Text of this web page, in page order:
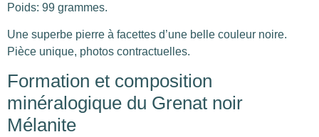
Poids: 99 grammes.
Une superbe pierre à facettes d’une belle couleur noire.
Pièce unique, photos contractuelles.
Formation et composition
minéralogique du Grenat noir
Mélanite